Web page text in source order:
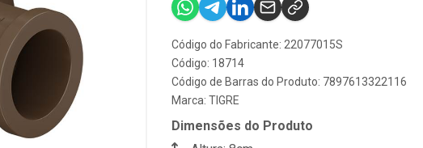
Código do Fabricante: 22077015S
Código: 18714
Código de Barras do Produto: 7897613322116
Marca: TIGRE
Dimensões do Produto